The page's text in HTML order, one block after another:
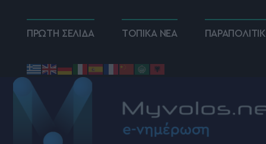
ΠΡΩΤΗ ΣΕΛΙΔΑ ΤΟΠΙΚΑ ΝΕΑ